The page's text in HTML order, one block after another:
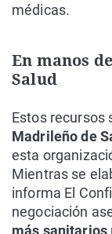
médicas.
En manos
Salud
Estos recursos
Madrileño de
esta
Mientras se
informa El
negociación
más sanitarios